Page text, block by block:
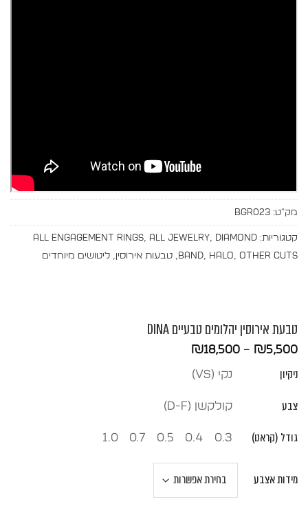
טבעת אירוסין יהלומים טבעיים DINA
₪5,500
–
₪18,500
עד
ניקיון נקי (vs)
צבע קולקשן (D-F)
גודל (קראט) 0.3
0.4
0.5
0.7
1.0
מידות אצבע
מק"ט: BGR023
קטגוריות: All Engagement Rings, All Jewelry, Diamond
Band, Halo, Other Cuts
, טבעות אירוסין, ליטושים מיוחדים